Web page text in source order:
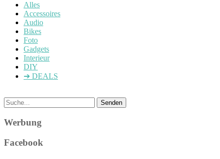
Alles
Accessoires
Audio
Bikes
Foto
Gadgets
Interieur
DIY
➔ DEALS
Werbung
Facebook